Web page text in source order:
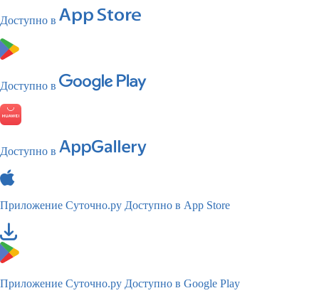
Доступно в
Доступно в
Доступно в
Приложение Суточно.ру Доступно в App Store
Приложение Суточно.ру Доступно в Google Play